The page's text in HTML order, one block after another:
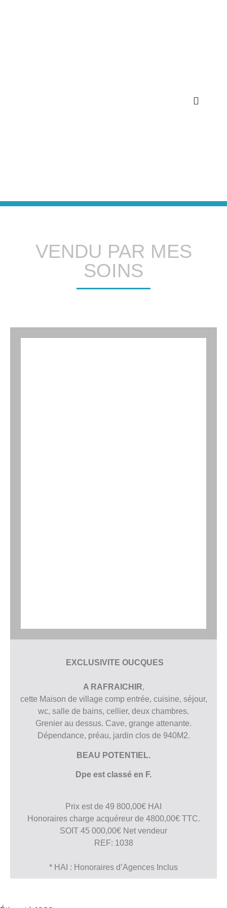
VENDU PAR MES
SOINS
EXCLUSIVITE OUCQUES
A RAFRAICHIR,
cette Maison de village comp entrée, cuisine, séjour,
wc, salle de bains, cellier, deux chambres.
Grenier au dessus. Cave, grange attenante.
Dépendance, préau, jardin clos de 940M2.
BEAU POTENTIEL.
Dpe est classé en F.
Prix est de 49 800,00€ HAI
Honoraires charge acquéreur de 4800,00€ TTC.
SOIT 45 000,00€ Net vendeur
REF: 1038
* HAI : Honoraires d’Agences Inclus